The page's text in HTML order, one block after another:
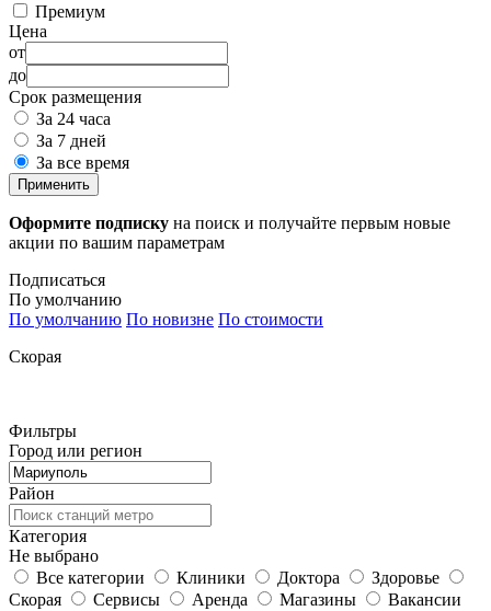
Премиум
Цена
от
до
Срок размещения
За 24 часа
За 7 дней
За все время
Применить
Оформите подписку на поиск и получайте первым новые
акции по вашим параметрам
Подписаться
По умолчанию
По умолчанию По новизне По стоимости
Скорая
Фильтры
Город или регион
Район
Категория
Не выбрано
Все категории
Клиники Доктора
Здоровье
Скорая
Сервисы Аренда Магазины Вакансии